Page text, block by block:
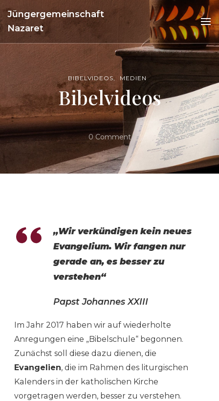
Jüngergemeinschaft
Nazaret
BIBELVIDEOS MEDIEN
Bibelvideos
0 CommentOn
Bibelvideos
„Wir verkündigen kein neues
Evangelium. Wir fangen nur
gerade an, es besser zu
verstehen“
Papst Johannes XXIII
Im Jahr 2017 haben wir auf wiederholte
Anregungen eine „Bibelschule“ begonnen.
Zunächst soll diese dazu dienen, die
Evangelien, die im Rahmen des liturgischen
Kalenders in der katholischen Kirche
vorgetragen werden, besser zu verstehen.